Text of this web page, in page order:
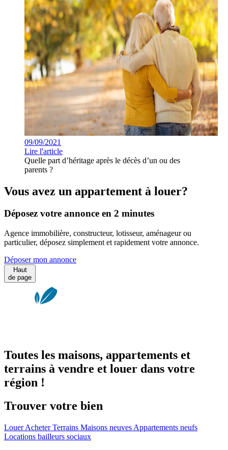
09/09/2021
Lire l'article
Quelle part d’héritage après le décès d’un ou des
parents ?
Vous avez un appartement à louer?
Déposez votre annonce en 2 minutes
Agence immobilière, constructeur, lotisseur, aménageur ou
particulier, déposez simplement et rapidement votre annonce.
Déposer mon annonce
Haut
de page
Toutes les maisons, appartements et
terrains à vendre et louer dans votre
région !
Trouver votre bien
LouerAcheterTerrains Maisons neuves Appartements neufs
Locations bailleurs sociaux